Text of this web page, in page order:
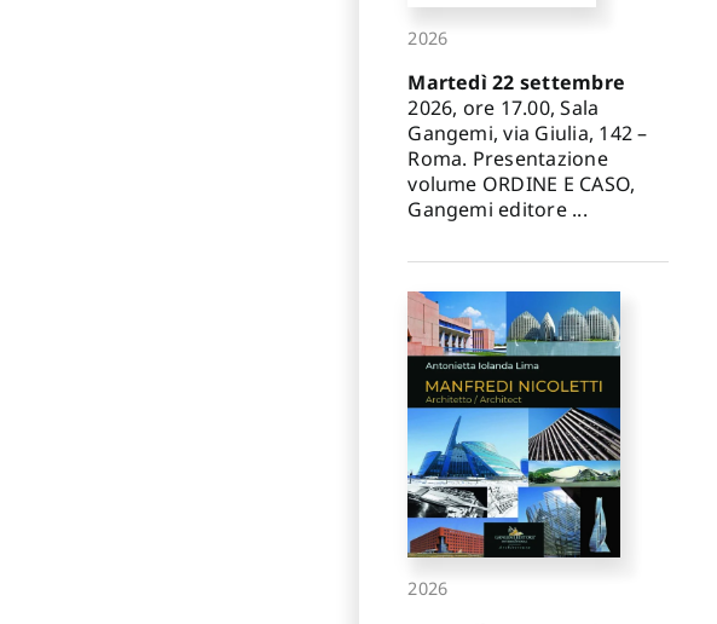
2026
Martedì 22 settembre
2026, ore 17.00, Sala
Gangemi, via Giulia, 142 –
Roma. Presentazione
volume ORDINE E CASO,
Gangemi editore ...
2026